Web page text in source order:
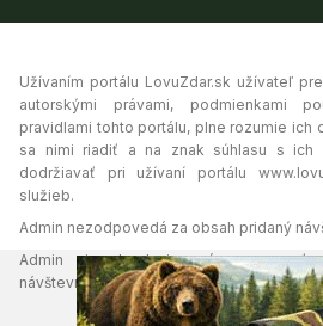
Užívaním portálu LovuZdar.sk užívateľ
autorskými právami, podmienkami
pravidlami tohto portálu, plne rozumie ich
sa nimi riadiť a na znak súhlasu s ich
dodržiavať pri užívaní portálu
služieb.
Admin nezodpovedá za obsah pridaný
Admin si vyhradzuje právo vymazať
návštevníkmi portálu, ak tak uzná za